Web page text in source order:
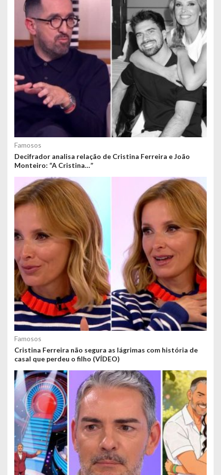
Famosos
Decifrador analisa relação de Cristina Ferreira e João
Monteiro: “A Cristina…”
Famosos
Cristina Ferreira não segura as lágrimas com história de
casal que perdeu o filho (VÍDEO)